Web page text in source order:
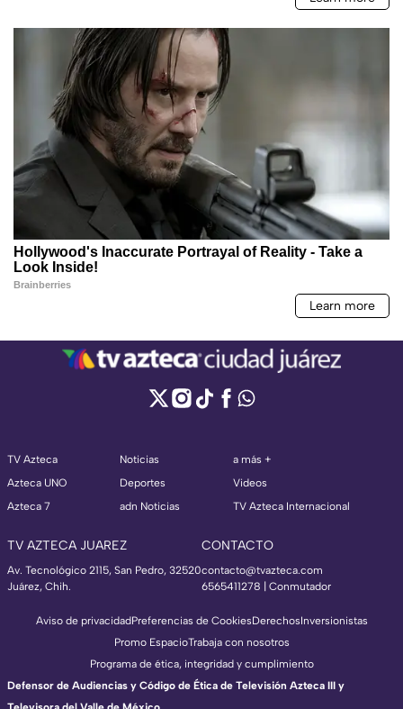
TV Azteca
Azteca UNO
Azteca 7
Noticias
Deportes
adn Noticias
a más +
Videos
TV Azteca Internacional
TV AZTECA JUAREZ
Av. Tecnológico 2115, San Pedro, 32520
Juárez, Chih.
CONTACTO
contacto@tvazteca.com
6565411278 | Conmutador
Aviso de privacidadPreferencias de CookiesDerechosInversionistas
Promo EspacioTrabaja con nosotros
Programa de ética, integridad y cumplimiento
Defensor de Audiencias y Código de Ética de Televisión Azteca III y